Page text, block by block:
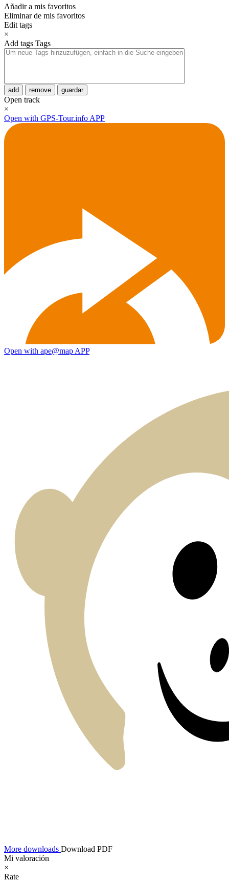
Añadir a mis favoritos
Eliminar de mis favoritos
Edit tags
×
Add tags Tags
add remove guardar
Open track
×
Open with GPS-Tour.info APP
Open with ape@map APP
More downloads Download PDF
Mi valoración
×
Rate